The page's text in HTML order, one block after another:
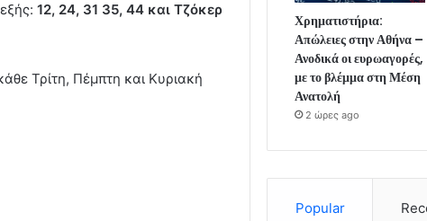
12, 24, 31 35, 44 και Τζόκερ
Τρίτη, Πέμπτη και Κυριακή
Χρηματιστήρια:
Απώλειες στην Αθήνα –
Ανοδικά οι ευρωαγορές,
με το βλέμμα στη Μέση
Ανατολή
2 ώρες ago
Popular